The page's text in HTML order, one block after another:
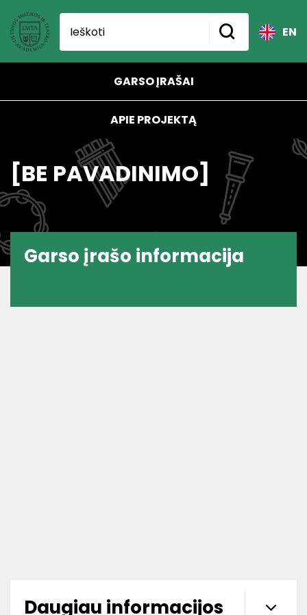
EN
GARSO ĮRAŠAI
APIE PROJEKTĄ
[BE PAVADINIMO]
Garso įrašo informacija
Daugiau informacijos